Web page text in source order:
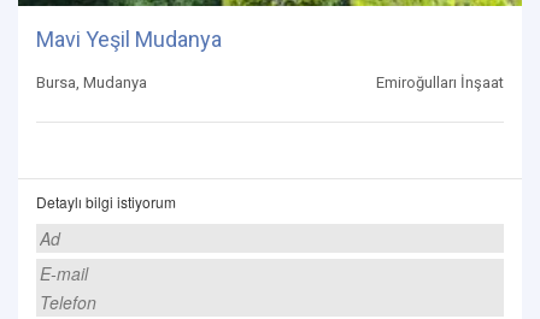
Mavi Yeşil Mudanya
Bursa, Mudanya Emiroğulları İnşaat
Detaylı bilgi istiyorum